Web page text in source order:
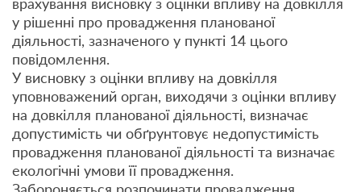
у рішенні про провадження планованої
діяльності, зазначеного у пункті 14 цього
повідомлення.
У висновку з оцінки впливу на довкілля
уповноважений орган, виходячи з оцінки впливу
на довкілля планованої діяльності, визначає
допустимість чи обґрунтовує недопустимість
провадження планованої діяльності та визначає
екологічні умови її провадження.
Забороняється розпочинати провадження